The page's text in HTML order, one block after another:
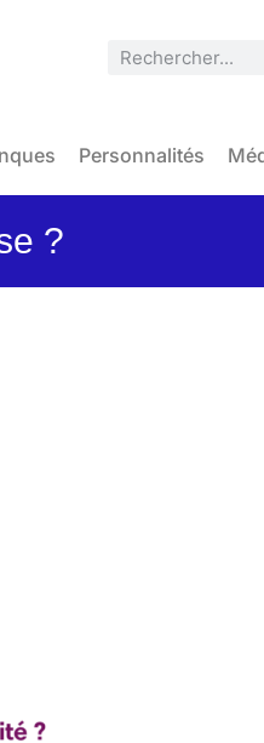
Personnalités
?